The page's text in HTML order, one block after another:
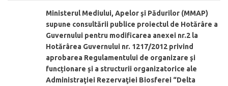
Ministerul Mediului, Apelor şi Pădurilor (MMAP)
supune consultării publice proiectul de Hotărâre a
Guvernului pentru modificarea anexei nr.2 la
Hotărârea Guvernului nr. 1217/2012 privind
aprobarea Regulamentului de organizare şi
funcționare și a structurii organizatorice ale
Administraţiei Rezervaţiei Biosferei “Delta